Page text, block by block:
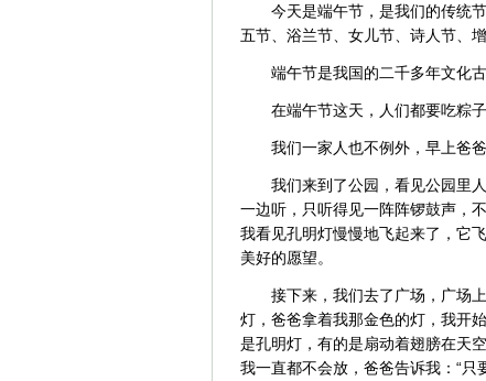
今天是端午节，是我们的传统
五节、浴兰节、女儿节、诗人节、
端午节是我国的二千多年文化
在端午节这天，人们都要吃粽子
我们一家人也不例外，早上爸
我们来到了公园，看见公园里
一边听，只听得见一阵阵锣鼓声，
我看见孔明灯慢慢地飞起来了，它
美好的愿望。
接下来，我们去了广场，广场
灯，爸爸拿着我那金色的灯，我开
是孔明灯，有的是扇动着翅膀在天
我一直都不会放，爸爸告诉我：“